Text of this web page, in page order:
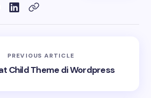
PREVIOUS ARTICLE
Child Theme di Wordpress